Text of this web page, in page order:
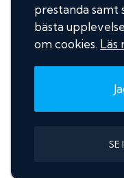
prestanda samt
bästa
om cookies. Läs
SE